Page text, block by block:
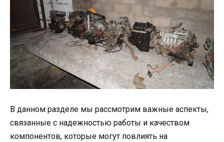
В данном разделе мы рассмотрим важные аспекты,
связанные с надежностью работы и качеством
компонентов, которые могут повлиять на